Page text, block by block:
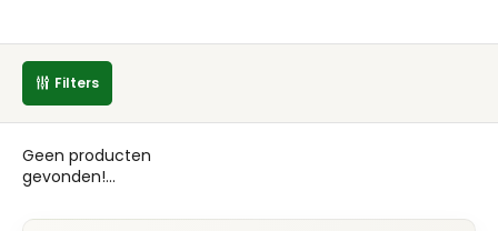
Filters
Geen producten
gevonden!...